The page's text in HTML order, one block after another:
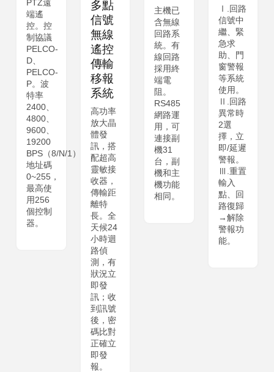
PTZ遠
端遙
控。控
制協議
PELCO-
D、
PELCO-
P。波
特率
2400、
4800、
9600、
19200
BPS（8/N/1）。
地址碼
0~255，
最高使
用256
個控制
器。
多點
信號
無線
遙控
傳輸
移報
系統
高功率
放大晶
體發
訊，搭
配超高
靈敏接
收器，
傳輸距
離特
長。全
天候24
小時迴
路偵
測，有
狀況立
即發
訊；收
到訊號
後，密
碼比對
正確立
即發
報。
主機已
含無線
回路系
統。有
線回路
採用終
端電
阻。
RS485
網路運
用，可
連接副
機31
台，副
機和主
機功能
相同。
Ⅰ.回路
信號中
繼、緊
急求
助、門
窗警報
等系統
使用。
Ⅱ.回路
異常時
2選
擇，立
即/延遲
警報。
Ⅲ.重置
輸入
點、回
路復歸
→解除
警報功
能。